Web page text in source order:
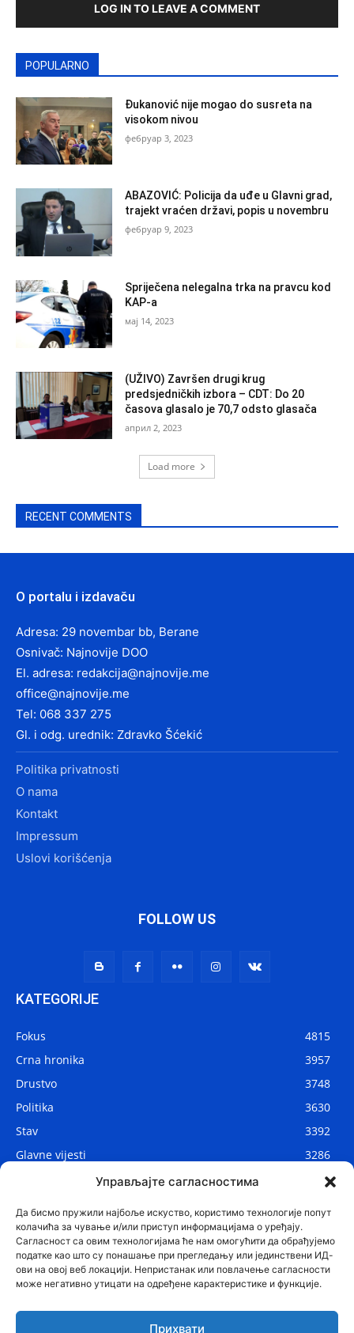
Управљајте сагласностима
Да бисмо пружили најбоље искуство, користимо технологије попут
колачића за чување и/или приступ информацијама о уређају.
Сагласност са овим технологијама ће нам омогућити да обрађујемо
податке као што су понашање при прегледању или јединствени ИД-
ови на овој веб локацији. Непристанак или повлачење сагласности
може негативно утицати на одређене карактеристике и функције.
Прихвати
LOG IN TO LEAVE A COMMENT
POPULARNO
Đukanović nije mogao do susreta na
visokom nivou
фебруар 3, 2023
ABAZOVIĆ: Policija da uđe u Glavni grad,
trajekt vraćen državi, popis u novembru
фебруар 9, 2023
Spriječena nelegalna trka na pravcu kod
KAP-a
мај 14, 2023
(UŽIVO) Završen drugi krug
predsjedničkih izbora – CDT: Do 20
časova glasalo je 70,7 odsto glasača
април 2, 2023
Load more
RECENT COMMENTS
O portalu i izdavaču
Adresa: 29 novembar bb, Berane
Osnivač: Najnovije DOO
El. adresa: redakcija@najnovije.me
office@najnovije.me
Tel: 068 337 275
Gl. i odg. urednik: Zdravko Šćekić
Politika privatnosti
O nama
Kontakt
Impressum
Uslovi korišćenja
FOLLOW US
KATEGORIJE
Fokus
4815
Crna hronika
3957
Drustvo
3748
Politika
3630
Stav
3392
Glavne vijesti
3286
2908